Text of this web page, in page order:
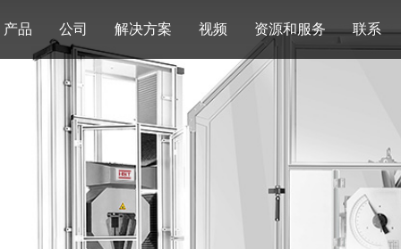
产品 公司 解决方案 视频 资源和服务 联系